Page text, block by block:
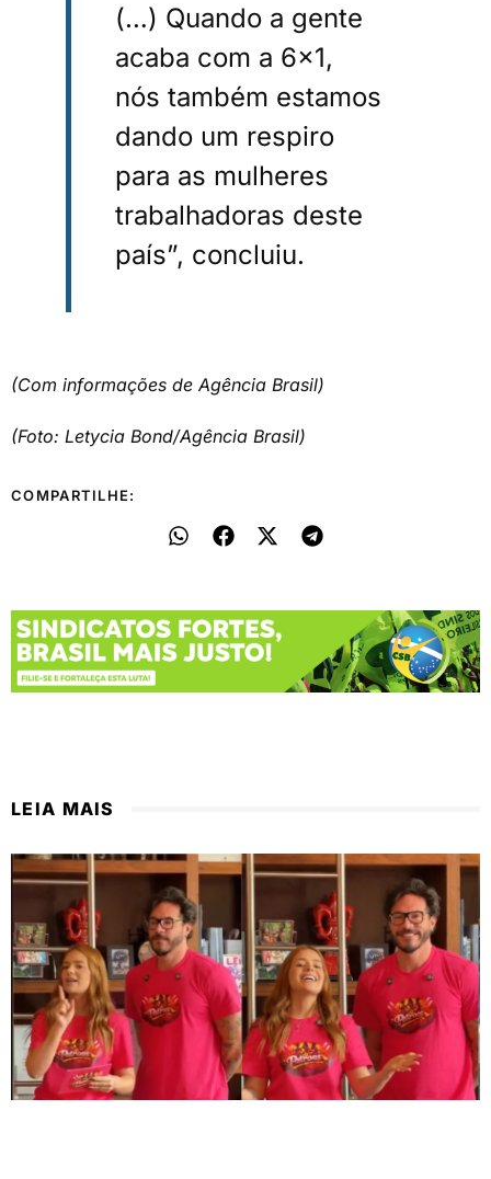
(…) Quando a gente
acaba com a 6×1,
nós também estamos
dando um respiro
para as mulheres
trabalhadoras deste
país”, concluiu.
(Com informações de Agência Brasil)
(Foto: Letycia Bond/Agência Brasil)
COMPARTILHE:
LEIA MAIS